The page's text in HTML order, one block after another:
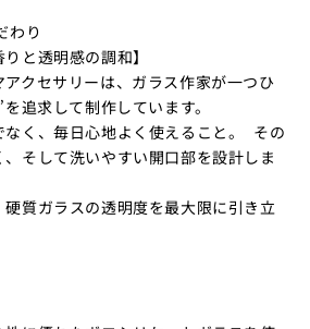
わり
と透明感の調和】
クセサリーは、ガラス作家が一つひ
追求して制作しています。
なく、毎日心地よく使えること。 その
そして洗いやすい開口部を設計しま
質ガラスの透明度を最大限に引き立